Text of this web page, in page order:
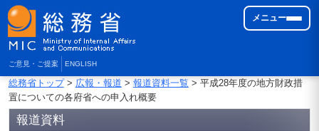
ご意見・ご提案 ENGLISH
メニュー
総務省トップ> 広報・報道 > 報道資料一覧> 平成28年度の地方財政措
置についての各府省への申入れ概要
報道資料